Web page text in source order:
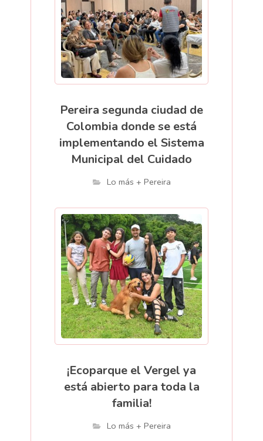
Pereira segunda ciudad de
Colombia donde se está
implementando el Sistema
Municipal del Cuidado
Lo más + Pereira
¡Ecoparque el Vergel ya
está abierto para toda la
familia!
Lo más + Pereira